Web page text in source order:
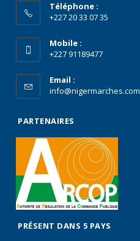
Téléphone :
+227 20 33 07 35
Mobile :
+227 91189477
Email :
info@nigermarches.com
PARTENAIRES
PRÉSENT DANS 5 PAYS